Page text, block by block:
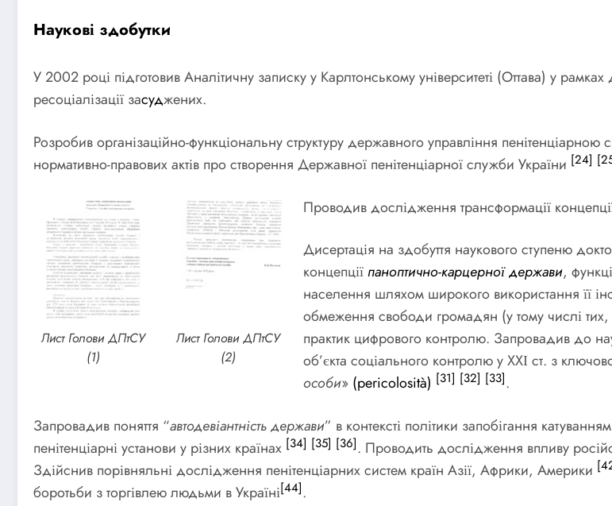
Наукові здобутки
У 2002 році підготовив Аналітичну записку у Карлтонському університеті (Оттава) у
ресоціалізації засуджених.
Розробив організаційно-функціональну структуру державного управління пенітенціарною
нормативно-правових актів про створення Державної пенітенціарної служби України [24]
Лист Голови ДПтСУ
(1)
Лист Голови ДПтСУ
(2)
Проводив дослідження трансформації
Дисертація на здобуття наукового ступеню
концепціїпаноптично-карцерної держави,
населення шляхом широкого використання її
обмеження свободи громадян (у тому числі
практик цифрового контролю. Запровадив до
об’єкта соціального контролю у ХХІ ст. з
особи» (pericolosità) [31] [32] [33].
Запровадив поняття “автодевіантність держави” в контексті політики запобігання
пенітенціарні установи у різних країнах [34] [35] [36]. Проводить дослідження впливу
Здійснив порівняльні дослідження пенітенціарних систем країн Азії, Африки, Америки
боротьби з торгівлею людьми в Україні[44].